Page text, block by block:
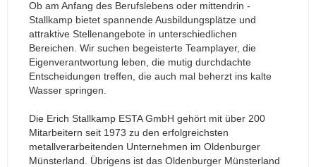
Ob am Anfang des Berufslebens oder mittendrin -
Stallkamp bietet spannende Ausbildungsplätze und
attraktive Stellenangebote in unterschiedlichen
Bereichen. Wir suchen begeisterte Teamplayer, die
Eigenverantwortung leben, die mutig durchdachte
Entscheidungen treffen, die auch mal beherzt ins kalte
Wasser springen.
Die Erich Stallkamp ESTA GmbH gehört mit über 200
Mitarbeitern seit 1973 zu den erfolgreichsten
metallverarbeitenden Unternehmen im Oldenburger
Münsterland. Übrigens ist das Oldenburger Münsterland